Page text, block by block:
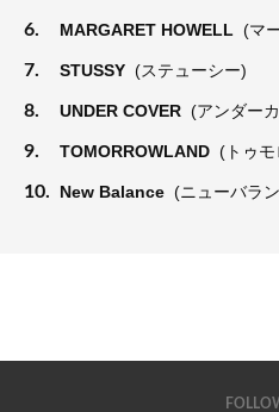
6. MARGARET HOWELL (マ
7. STUSSY (ステューシー)
8. UNDER COVER (アンダー
9. TOMORROWLAND (トゥモ
10. New Balance (ニューバラ